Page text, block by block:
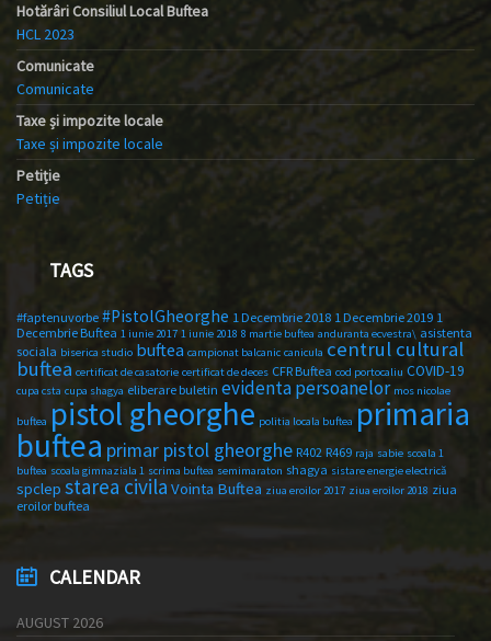
Hotărâri Consiliul Local Buftea
HCL 2023
Comunicate
Comunicate
Taxe și impozite locale
Taxe și impozite locale
Petiție
Petiție
TAGS
#faptenuvorbe #PistolGheorghe 1 Decembrie 2018 1 Decembrie 2019 1
Decembrie Buftea 1 iunie 2017 1 iunie 2018 8 martie buftea anduranta ecvestra\ asistenta
sociala biserica studio buftea campionat balcanic canicula centrul cultural
buftea certificat de casatorie certificat de deces CFR Buftea cod portocaliu COVID-19
cupa csta cupa shagya eliberare buletin evidenta persoanelor mos nicolae
buftea pistol gheorghe politia locala buftea primaria
buftea primar pistol gheorghe R402 R469 raja sabie scoala 1
buftea scoala gimnaziala 1 scrima buftea semimaraton shagya sistare energie electrică
spclep starea civila Vointa Buftea ziua eroilor 2017 ziua eroilor 2018 ziua
eroilor buftea
CALENDAR
AUGUST 2026